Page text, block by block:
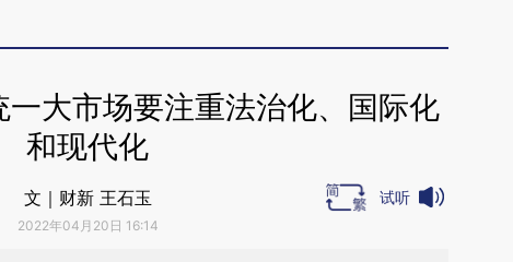
大市场要注重法治化、国际化
和现代化
文｜财新 王石玉
2022年04月20日 16:14
试听